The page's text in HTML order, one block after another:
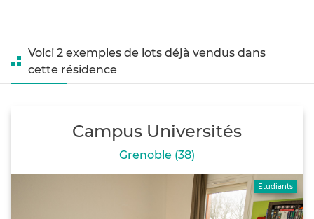
Voici 2 exemples de lots déjà vendus dans
cette résidence
Campus Universités
Grenoble (38)
Etudiants